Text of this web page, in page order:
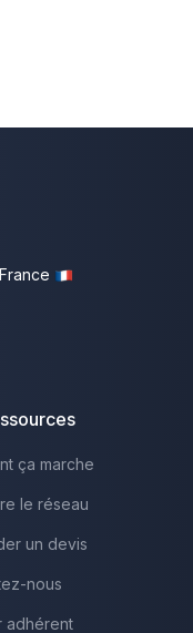
ça marche
le réseau
un devis
nous
adhérent